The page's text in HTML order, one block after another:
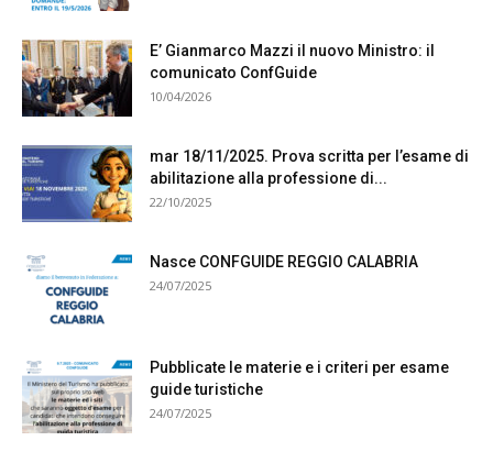
E’ Gianmarco Mazzi il nuovo Ministro: il
comunicato ConfGuide
10/04/2026
mar 18/11/2025. Prova scritta per l’esame di
abilitazione alla professione di...
22/10/2025
Nasce CONFGUIDE REGGIO CALABRIA
24/07/2025
Pubblicate le materie e i criteri per esame
guide turistiche
24/07/2025